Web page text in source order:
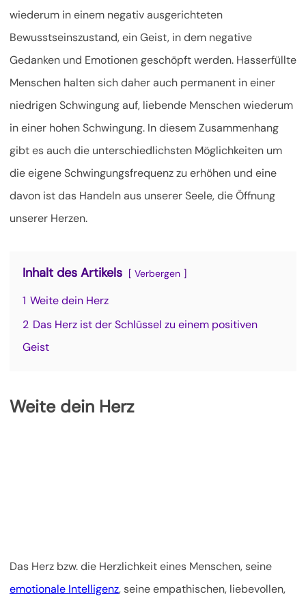
wiederum in einem negativ ausgerichteten
Bewusstseinszustand, ein Geist, in dem negative
Gedanken und Emotionen geschöpft werden. Hasserfüllte
Menschen halten sich daher auch permanent in einer
niedrigen Schwingung auf, liebende Menschen wiederum
in einer hohen Schwingung. In diesem Zusammenhang
gibt es auch die unterschiedlichsten Möglichkeiten um
die eigene Schwingungsfrequenz zu erhöhen und eine
davon ist das Handeln aus unserer Seele, die Öffnung
unserer Herzen.
Inhalt des Artikels Verbergen
1 Weite dein Herz
2 Das Herz ist der Schlüssel zu einem positiven
Geist
Weite dein Herz
Das Herz bzw. die Herzlichkeit eines Menschen, seine
emotionale Intelligenz, seine empathischen, liebevollen,